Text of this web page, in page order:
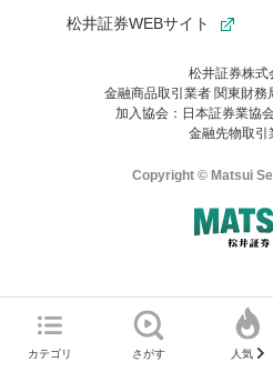
カテゴリ さがす 人気
松井証券WEBサイト
松井証券株
金融商品取引業者 関東財
加入協会：日本証券業協
金融先物取引
Copyright © Matsui
マネーサテライトのWEBサ
直前にご覧いただいていたWEBサ
ご利用の環境(Internet Explorer)は
め、
一部の機能が正常に動作
お気に入り機能は松井証券の会員
お気に入り登録いただくと、後から
ンツを一覧でご確認いただけます。
ご利用いただくには口座開設が必要
はご利用の端末で一度ログインして
ログイン